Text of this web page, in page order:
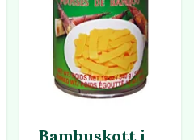
Bambuskott i